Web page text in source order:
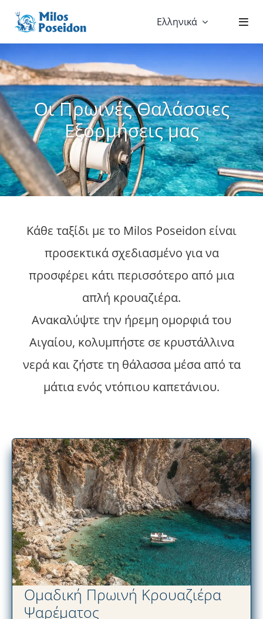
Skip
Ελληνικά
Οι Πρωινές Θαλάσσιες
Εξορμήσεις μας
Κάθε ταξίδι με το Milos Poseidon είναι
προσεκτικά σχεδιασμένο για να
προσφέρει κάτι περισσότερο από μια
απλή κρουαζιέρα.
Ανακαλύψτε την ήρεμη ομορφιά του
Αιγαίου, κολυμπήστε σε κρυστάλλινα
νερά και ζήστε τη θάλασσα μέσα από τα
μάτια ενός ντόπιου καπετάνιου.
Ομαδική Πρωινή Κρουαζιέρα
Ψαρέματος